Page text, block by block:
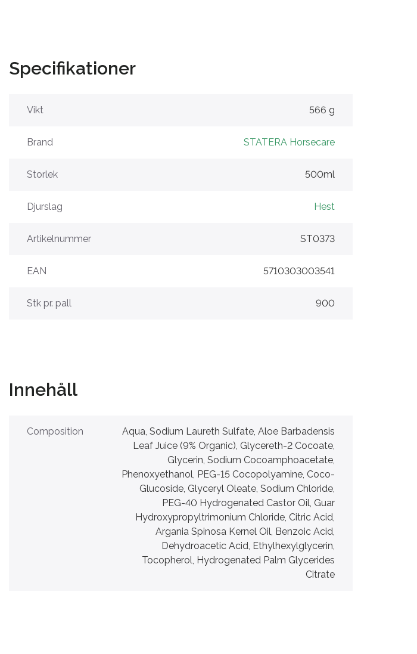
Specifikationer
Vikt 566 g
Brand STATERA Horsecare
Storlek 500ml
Djurslag Hest
Artikelnummer ST0373
EAN 5710303003541
Stk pr. pall 900
Innehåll
Composition
Aqua, Sodium Laureth Sulfate, Aloe Barbadensis
Leaf Juice (9% Organic), Glycereth-2 Cocoate,
Glycerin, Sodium Cocoamphoacetate,
Phenoxyethanol, PEG-15 Cocopolyamine, Coco-
Glucoside, Glyceryl Oleate, Sodium Chloride,
PEG-40 Hydrogenated Castor Oil, Guar
Hydroxypropyltrimonium Chloride, Citric Acid,
Argania Spinosa Kernel Oil, Benzoic Acid,
Dehydroacetic Acid, Ethylhexylglycerin,
Tocopherol, Hydrogenated Palm Glycerides
Citrate